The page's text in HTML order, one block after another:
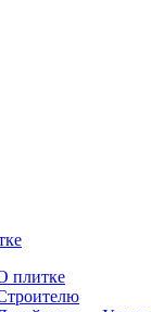
плитке